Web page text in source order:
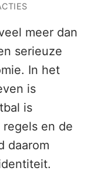
meer dan
serieuze
In het
is
is
en de
daarom